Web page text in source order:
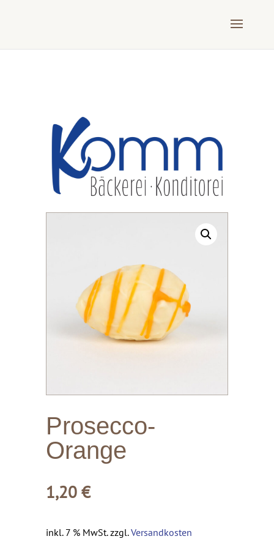
Prosecco-
Orange
1,20 €
inkl. 7 % MwSt. zzgl.Versandkosten